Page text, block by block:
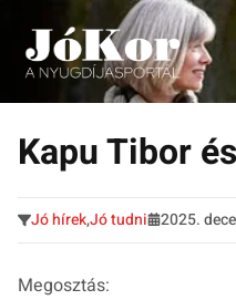
Tovább
tartalomra
Tudnivalók, érdekességek
Kapu Tibor
Jó hírek,Jó tudni 2025.
Megosztás: